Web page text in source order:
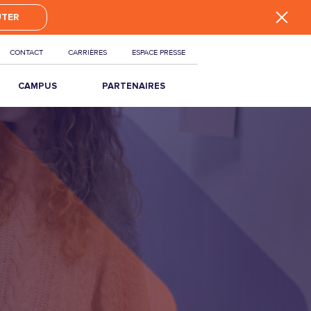
CONTACT CARRIÈRES ESPACE PRESSE
CAMPUS
NATIONAL
INTERNATIONAL
PARTENAIRES
ENTREPRISES
TAXE
D’APPRENTISSAGE
RÉSEAU ALUMNI